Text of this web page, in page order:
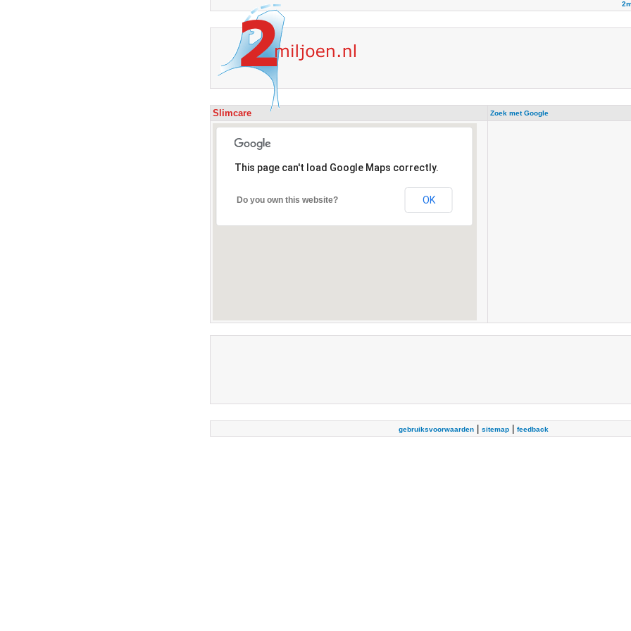
Slimcare Zoek met Google
This page can't load Google Maps correctly.
Do you own this website? OK
gebruiksvoorwaarden| sitemap| feedback